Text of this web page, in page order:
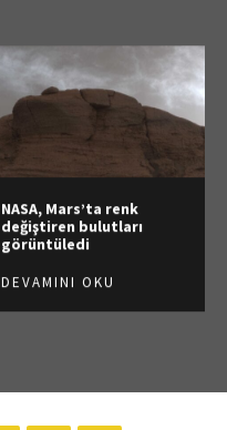
NASA, Mars’ta renk
değiştiren bulutları
görüntüledi
DEVAMINI OKU